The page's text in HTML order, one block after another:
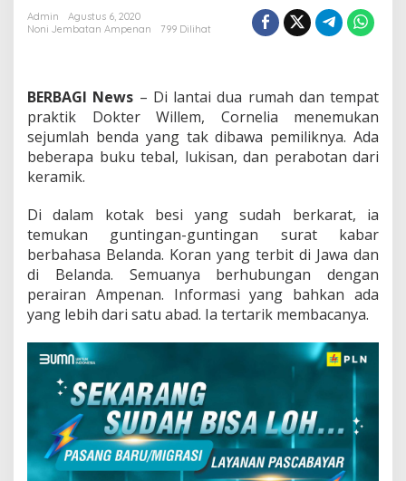
Puluh)
Admin
Agustus 6, 2020
Noni Jembatan Ampenan
799 Dilihat
BERBAGI News – Di lantai dua rumah dan tempat
praktik Dokter Willem, Cornelia menemukan
sejumlah benda yang tak dibawa pemiliknya. Ada
beberapa buku tebal, lukisan, dan perabotan dari
keramik.
Di dalam kotak besi yang sudah berkarat, ia
temukan guntingan-guntingan surat kabar
berbahasa Belanda. Koran yang terbit di Jawa dan
di Belanda. Semuanya berhubungan dengan
perairan Ampenan. Informasi yang bahkan ada
yang lebih dari satu abad. Ia tertarik membacanya.